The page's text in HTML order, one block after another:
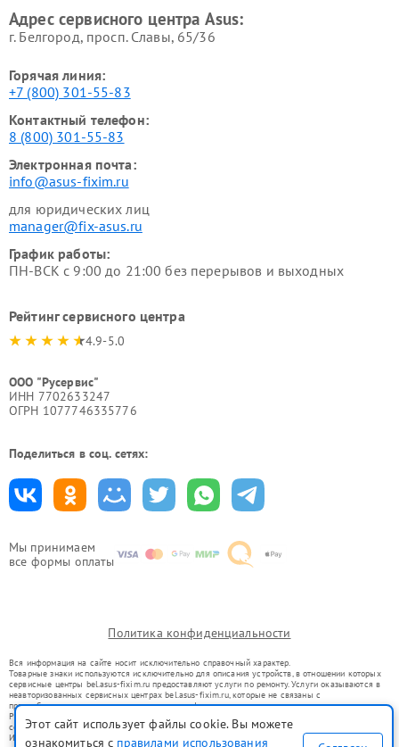
Мы принимаем
все формы оплаты
Адрес сервисного центра Asus:
г. Белгород, просп. Славы, 65/36
Горячая линия:
+7 (800) 301-55-83
Контактный телефон:
8 (800) 301-55-83
Электронная почта:
info@asus-fixim.ru
для юридических лиц
manager@fix-asus.ru
График работы:
ПН-ВСК с 9:00 до 21:00 без перерывов и выходных
Рейтинг сервисного центра
4.9-5.0
ООО "Русервис"
ИНН 7702633247
ОГРН 1077746335776
Поделиться в соц. сетях:
Политика конфиденциальности
Вся информация на сайте носит исключительно справочный характер.
Товарные знаки используются исключительно для описания устройств, в отношении которых
сервисные центры bel.asus-fixim.ru предоставляют услуги по ремонту. Услуги оказываются в
неавторизованных сервисных центрах bel.asus-fixim.ru, которые не связаны с
правообладателями товарных знаков или их официальными представителями.
Ремонт осуществляется для устройств, уже введенных в гражданский оборот в соответствии
со статьей 1487 ГК РФ.
Использование товарных знаков не преследует цели индивидуализации услуг или введения
Этот сайт использует файлы cookie. Вы можете
ознакомиться с правилами использования